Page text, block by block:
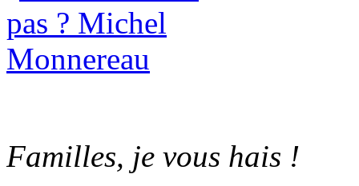
Familles, je vous hais !